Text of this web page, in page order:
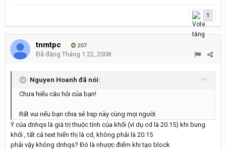
1
tnmtpc 207
Đã đăng Tháng 1 22, 2008
Nguyen Hoanh đã nói:
Chưa hiểu câu hỏi của bạn!
Rất vui nếu bạn chia sẻ lisp này cùng mọi người.
Ý của dnhqs là giá trị thuộc tính của khối (ví dụ cd là 20.15) khi bung
khối , tất cả text hiển thị là cd, không phải là 20.15
phải vậy không dnhqs? Đó là nhược điểm khi tạo block